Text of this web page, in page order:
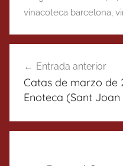
vinacoteca barcelona,
de
entradas
Entrada anterior
Catas de marzo de
Enoteca (Sant Joan